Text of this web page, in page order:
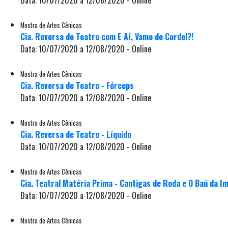
Mostra de Artes Cênicas
Cia. Reversa de Teatro com E Aí, Vamo de Cordel?!
Data: 10/07/2020 a 12/08/2020 - Online
Mostra de Artes Cênicas
Cia. Reversa de Teatro - Fórceps
Data: 10/07/2020 a 12/08/2020 - Online
Mostra de Artes Cênicas
Cia. Reversa de Teatro - Líquido
Data: 10/07/2020 a 12/08/2020 - Online
Mostra de Artes Cênicas
Cia. Teatral Matéria Prima - Cantigas de Roda e O Baú da
Data: 10/07/2020 a 12/08/2020 - Online
Mostra de Artes Cênicas